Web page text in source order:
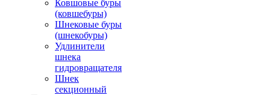
Ковшовые буры
(ковшебуры)
Шнековые буры
(шнекобуры)
Удлинители
шнека
гидровращателя
Шнек
секционный